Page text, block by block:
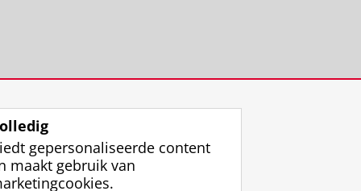
gepersonaliseerde content
maakt gebruik van